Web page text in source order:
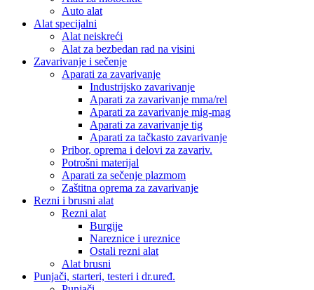
Auto alat
Alat specijalni
Alat neiskreći
Alat za bezbedan rad na visini
Zavarivanje i sečenje
Aparati za zavarivanje
Industrijsko zavarivanje
Aparati za zavarivanje mma/rel
Aparati za zavarivanje mig-mag
Aparati za zavarivanje tig
Aparati za tačkasto zavarivanje
Pribor, oprema i delovi za zavariv.
Potrošni materijal
Aparati za sečenje plazmom
Zaštitna oprema za zavarivanje
Rezni i brusni alat
Rezni alat
Burgije
Nareznice i ureznice
Ostali rezni alat
Alat brusni
Punjači, starteri, testeri i dr.uređ.